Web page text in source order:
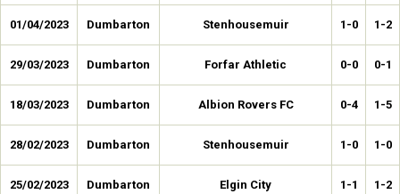
01/04/2023 Dumbarton Stenhousemuir 1-0 1-2
29/03/2023 Dumbarton Forfar Athletic 0-0 0-1
18/03/2023 Dumbarton Albion Rovers FC 0-4 1-5
28/02/2023 Dumbarton Stenhousemuir 1-0 1-0
25/02/2023 Dumbarton Elgin City 1-1 1-2